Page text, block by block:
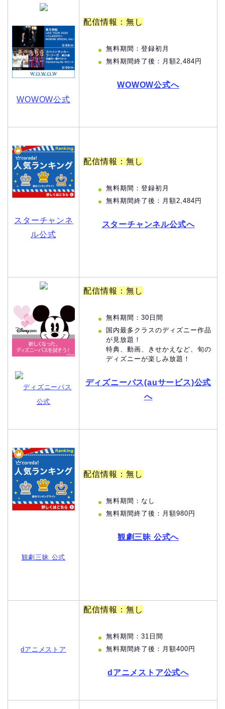
WOWOW公式
配信情報：無し
無料期間：登録初月
無料期間終了後：月額2,484円
WOWOW公式へ
スターチャンネ
ル公式
配信情報：無し
無料期間：登録初月
無料期間終了後：月額2,484円
スターチャンネル公式へ
ディズニーパス
公式
配信情報：無し
無料期間：30日間
国内最多クラスのディズニー作品
が見放題！
特典、動画、きせかえなど、旬の
ディズニーが楽しみ放題！
ディズニーパス(auサービス)公式
へ
観劇三昧 公式
配信情報：無し
無料期間：なし
無料期間終了後：月額980円
観劇三昧 公式へ
dアニメストア
配信情報：無し
無料期間：31日間
無料期間終了後：月額400円
dアニメストア公式へ